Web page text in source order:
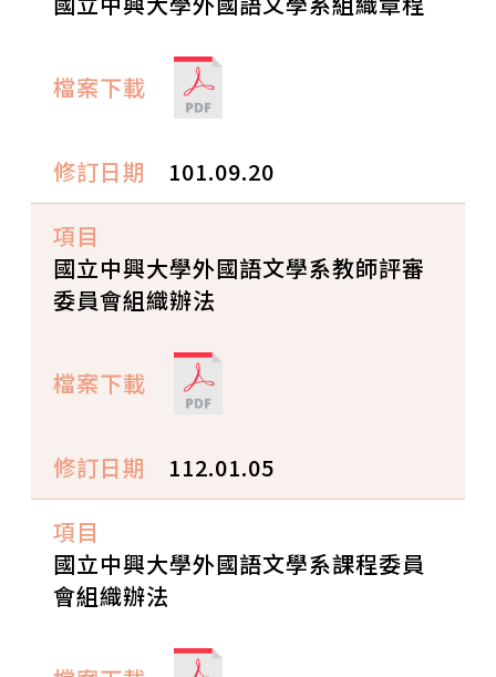
101.09.20
國立中興大學外國語文學系教師評審
委員會組織辦法
112.01.05
國立中興大學外國語文學系課程委員
會組織辦法